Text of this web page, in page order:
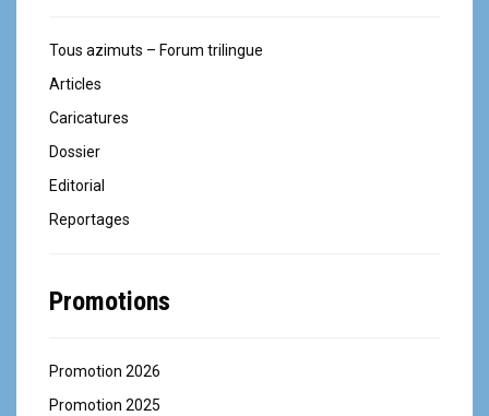
c
e
Tous azimuts – Forum trilingue
Articles
Caricatures
Dossier
Editorial
Reportages
Promotions
Promotion 2026
Promotion 2025